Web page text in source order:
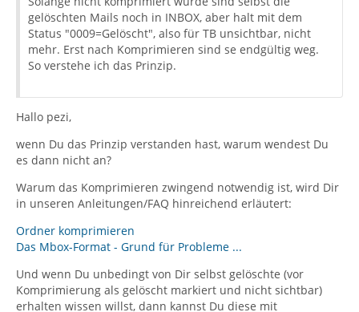
gelöschten Mails noch in INBOX, aber halt mit dem
Status "0009=Gelöscht", also für TB unsichtbar, nicht
mehr. Erst nach Komprimieren sind se endgültig weg.
So verstehe ich das Prinzip.
Hallo pezi,
wenn Du das Prinzip verstanden hast, warum wendest Du
es dann nicht an?
Warum das Komprimieren zwingend notwendig ist, wird Dir
in unseren Anleitungen/FAQ hinreichend erläutert:
Ordner komprimieren
Das Mbox-Format - Grund für Probleme ...
Und wenn Du unbedingt von Dir selbst gelöschte (vor
Komprimierung als gelöscht markiert und nicht sichtbar)
erhalten wissen willst, dann kannst Du diese mit